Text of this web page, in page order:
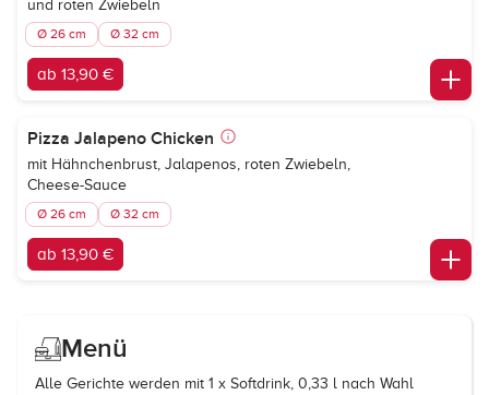
und roten Zwiebeln
Ø 26 cm Ø 32 cm
ab 13,90 €
Pizza Jalapeno Chicken
mit Hähnchenbrust, Jalapenos, roten Zwiebeln,
Cheese-Sauce
Ø 26 cm Ø 32 cm
ab 13,90 €
Menü
Alle Gerichte werden mit 1 x Softdrink, 0,33 l nach Wahl